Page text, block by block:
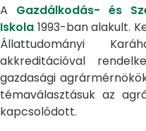
A Gazdálkodás- és
Iskola 1993-ban alakult.
Állattudományi
akkreditációval
gazdasági
témaválasztásuk az
kapcsolódott.